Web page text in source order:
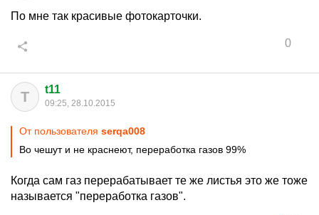
По мне так красивые фотокарточки.
0
T t11
09:25, 28.10.2015
От пользователя serqa008
Во чешут и не краснеют, переработка газов 99%
Когда сам газ перерабатывает те же листья это же тоже
называется "переработка газов".